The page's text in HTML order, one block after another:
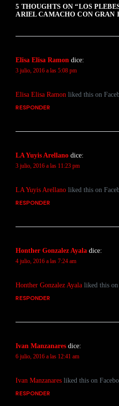
5 THOUGHTS ON “LOS
ARIEL CAMACHO CON GRAN
Elisa Elisa Ramon dice:
3 julio, 2016 a las 5:08 pm
Elisa Elisa Ramon liked this on
RESPONDER
LA Yuyis Arellano dice:
3 julio, 2016 a las 11:23 pm
LA Yuyis Arellano liked this on
RESPONDER
Honther Gonzalez Ayala dice:
4 julio, 2016 a las 7:24 am
Honther Gonzalez Ayala liked this on
RESPONDER
Ivan Manzanares dice:
6 julio, 2016 a las 12:41 am
Ivan Manzanares liked this on
RESPONDER